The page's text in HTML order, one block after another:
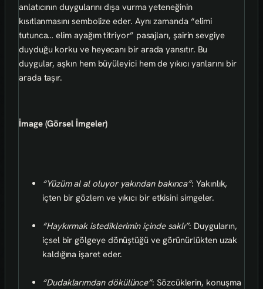
anlatıcının duygularını dışa vurma yeteneğinin
kısıtlanmasını sembolize eder. Aynı zamanda “elimi
tutunca… elim ayağım titriyor” pasajları, şairin sevgiye
duyduğu korku ve heyecanı bir arada yansıtır. Bu
duygular, aşkın hem büyüleyici hem de yıkıcı yanlarını bir
arada taşır.
İmage (Görsel İmgeler)
“Yüzüm al al oluyor yakından bakınca”: Yakınlık,
içten bir gözlem ve yıkıcı bir etkisini simgeler.
“Haykırmak istediklerimin içinde saklı”: Duyguların,
içsel bir gölgeye dönüştüğü ve görünürlükten uzak
kaldığına işaret eder.
“Dudaklarımdan dökülünce”: Sözcüklerin, konuşma